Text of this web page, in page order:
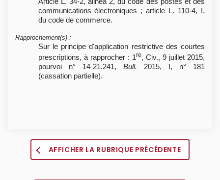
communications électroniques ; article L. 110-4, I,
du code de commerce.
Rapprochement(s) :
Sur le principe d'application restrictive des courtes
prescriptions, à rapprocher : 1re, Civ., 9 juillet 2015,
pourvoi n° 14-21.241, Bull. 2015, I, n° 181
(cassation partielle).
AFFICHER LA RUBRIQUE PRÉCÉDENTE